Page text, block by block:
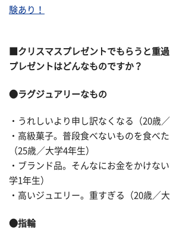
験あり！
■クリスマスプレゼントでもらうと重
プレゼントはどんなものですか？
●ラグジュアリーなもの
・うれしいより申し訳なくなる（20歳／
・高級菓子。普段食べないものを食べ
（25歳／大学4年生）
・ブランド品。そんなにお金をかけな
学1年生）
・高いジュエリー。重すぎる（20歳／大
●指輪